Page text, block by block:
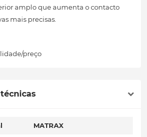
amplo que aumenta o contacto
mais precisas.
preço
MATRAX